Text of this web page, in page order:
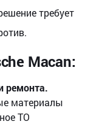
требует
Macan:
ремонта.
материалы
ТО